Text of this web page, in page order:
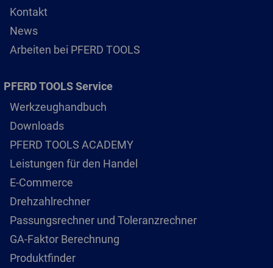
Kontakt
News
Arbeiten bei PFERD TOOLS
PFERD TOOLS Service
Werkzeughandbuch
Downloads
PFERD TOOLS ACADEMY
Leistungen für den Handel
E-Commerce
Drehzahlrechner
Passungsrechner und Toleranzrechner
GA-Faktor Berechnung
Produktfinder